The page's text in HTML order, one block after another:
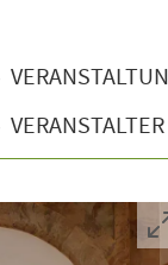
VERANSTALTER